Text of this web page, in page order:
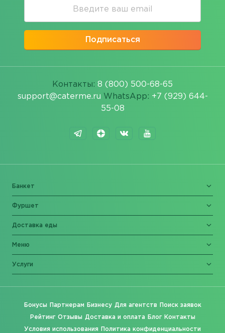
Подписаться
Контакты: 8 (800) 500-68-65
support@caterme.ru WhatsApp: +7 (929) 644-
55-08
Банкет
Фуршет
Доставка еды
Меню
Услуги
Бонусы Партнерам Бизнесу Для агентств Поиск заявок
Рейтинг Отзывы Доставка и оплата Блог Контакты
Условия использования Политика конфиденциальности